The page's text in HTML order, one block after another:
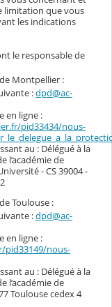
limitation que vous
les indications
le responsable de
Montpellier :
:dpd@ac-
en ligne :
pid33434/nous-
au : Délégué à la
l’académie de
- CS 39004 -
Toulouse :
:dpd@ac-
en ligne :
pid33149/nous-
au : Délégué à la
l’académie de
Toulouse cedex 4